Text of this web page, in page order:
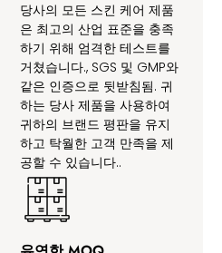
당사의 모든 스킨 케어 제품
은 최고의 산업 표준을 충족
하기 위해 엄격한 테스트를
거쳤습니다., SGS 및 GMP와
같은 인증으로 뒷받침됨. 귀
하는 당사 제품을 사용하여
귀하의 브랜드 평판을 유지
하고 탁월한 고객 만족을 제
공할 수 있습니다..